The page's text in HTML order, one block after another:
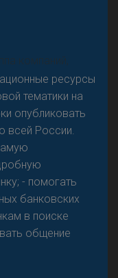
не
компаний,
ресурсы
тематики на
опубликовать
всей России.
- помогать
банковских
в поиске
общение